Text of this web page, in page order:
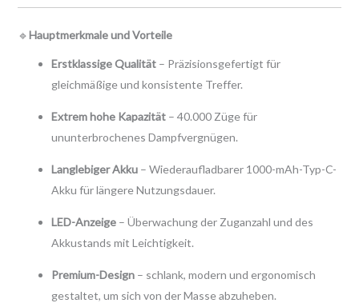
🔹Hauptmerkmale und Vorteile
Erstklassige Qualität– Präzisionsgefertigt für
gleichmäßige und konsistente Treffer.
Extrem hohe Kapazität– 40.000 Züge für
ununterbrochenes Dampfvergnügen.
Langlebiger Akku– Wiederaufladbarer 1000-mAh-Typ-C-
Akku für längere Nutzungsdauer.
LED-Anzeige– Überwachung der Zuganzahl und des
Akkustands mit Leichtigkeit.
Premium-Design– schlank, modern und ergonomisch
gestaltet, um sich von der Masse abzuheben.